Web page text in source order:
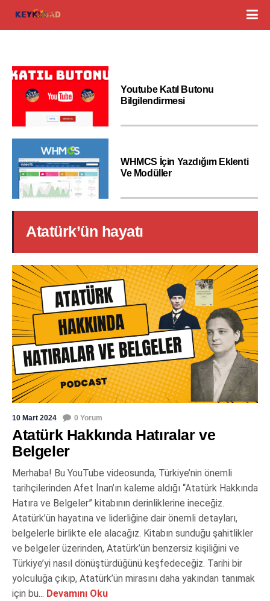
Youtube Katıl Butonu
Bilgilendirmesi
WHMCS İçin Yazdığım Eklenti
Ve Modüller
Atatürk’ün hayatı
10 Mart 2024 0 Yorum
Atatürk Hakkında Hatıralar ve
Belgeler
Merhaba! Bu YouTube videosunda, Türkiye’nin önemli
tarihçilerinden Afet İnan’ın kaleme aldığı “Atatürk Hakkında
Hatıra ve Belgeler” kitabının derinliklerine ineceğiz.
Atatürk’ün hayatına ve liderliğine dair önemli detayları,
belgelerle birlikte ele alacağız. Kitabın sunduğu şahitlikler
ve belgeler üzerinden, Atatürk’ün benzersiz kişiliğini ve
Türkiye’yi nasıl dönüştürdüğünü keşfedeceğiz. Tarihi bir
yolculuğa çıkıp, Atatürk’ün mirasını daha yakından tanımak
için bu... Devamını Oku